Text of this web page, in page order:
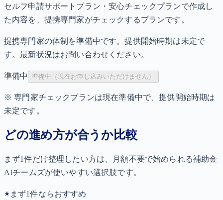
セルフ申請サポートプラン・安心チェックプランで作成し
た内容を、提携専門家がチェックするプランです。
提携専門家の体制を準備中です。提供開始時期は未定で
す。最新状況はお問い合わせください。
準備中 準備中（現在お申し込みいただけません）
※ 専門家チェックプランは現在準備中で、提供開始時期は
未定です。
どの進め方が合うか比較
まず1件だけ整理したい方は、
月額不要で始められる補助金
AIチームズが使いやすい選択肢です。
まず1件ならおすすめ